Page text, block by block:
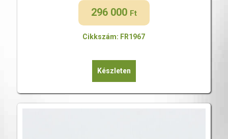
296 000 Ft
Cikkszám: FR1967
Készleten